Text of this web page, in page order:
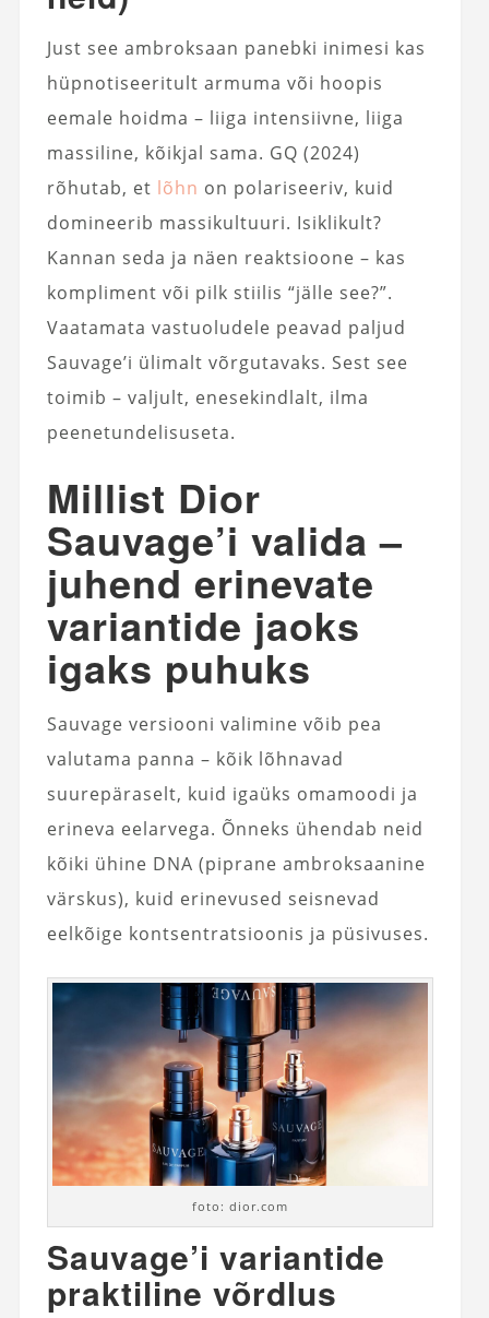
Just see ambroksaan panebki inimesi kas
hüpnotiseeritult armuma või hoopis
eemale hoidma – liiga intensiivne, liiga
massiline, kõikjal sama. GQ (2024)
rõhutab, et lõhn on polariseeriv, kuid
domineerib massikultuuri. Isiklikult?
Kannan seda ja näen reaktsioone – kas
kompliment või pilk stiilis “jälle see?”.
Vaatamata vastuoludele peavad paljud
Sauvage’i ülimalt võrgutavaks. Sest see
toimib – valjult, enesekindlalt, ilma
peenetundelisuseta.
Millist Dior
Sauvage’i valida –
juhend erinevate
variantide jaoks
igaks puhuks
Sauvage versiooni valimine võib pea
valutama panna – kõik lõhnavad
suurepäraselt, kuid igaüks omamoodi ja
erineva eelarvega. Õnneks ühendab neid
kõiki ühine DNA (piprane ambroksaanine
värskus), kuid erinevused seisnevad
eelkõige kontsentratsioonis ja püsivuses.
foto: dior.com
Sauvage’i variantide
praktiline võrdlus